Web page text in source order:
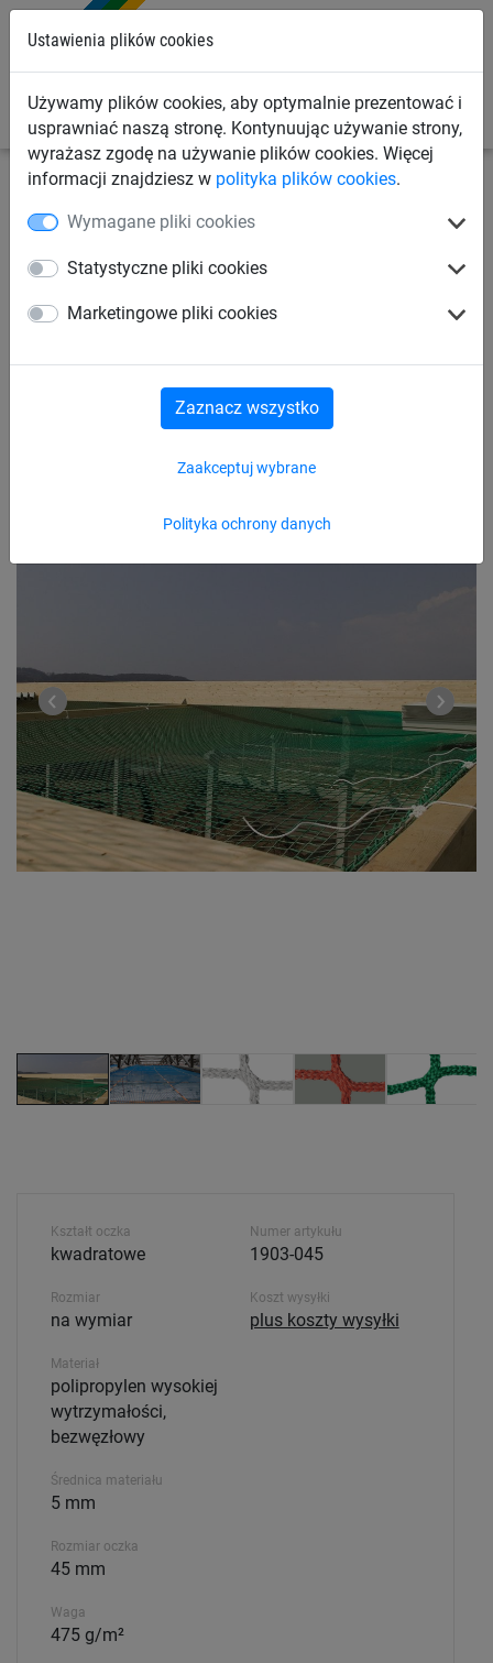
Ustawienia plików cookies
Używamy plików cookies, aby optymalnie prezentować i
usprawniać naszą stronę. Kontynuując używanie strony,
wyrażasz zgodę na używanie plików cookies. Więcej
informacji znajdziesz w polityka plików cookies.
Wymagane pliki cookies
Statystyczne pliki cookies
Marketingowe pliki cookies
Polityka ochrony danych
Zaakceptuj wybrane
Zaznacz wszystko
kwadratowe
Siatka asekuracyjna, typu S
(oczka 45 mm)
Kształt oczka
kwadratowe
Rozmiar
na wymiar
Materiał
polipropylen wysokiej
wytrzymałości,
bezwęzłowy
Średnica materiału
5 mm
Rozmiar oczka
45 mm
Waga
475 g/m²
Numer artykułu
1903-045
Koszt wysyłki
plus koszty wysyłki